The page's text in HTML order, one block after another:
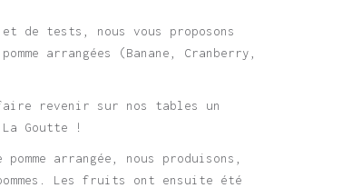
de tests, nous vous proposons
arrangées (Banane, Cranberry,
revenir sur nos tables un
Goutte !
arrangée, nous produisons,
Les fruits ont ensuite été